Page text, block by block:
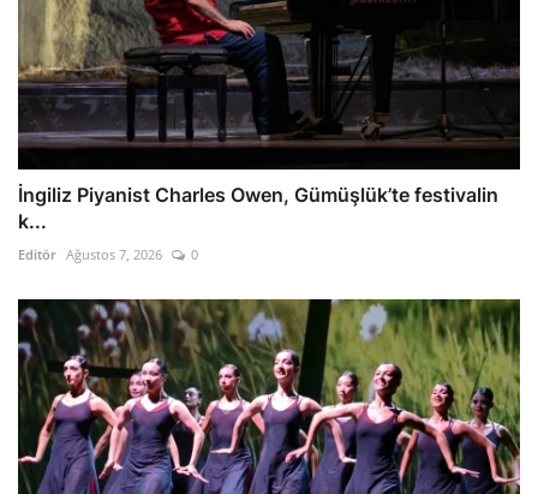
İngiliz Piyanist Charles Owen, Gümüşlük’te festivalin
k...
Editör Ağustos 7, 2026 0